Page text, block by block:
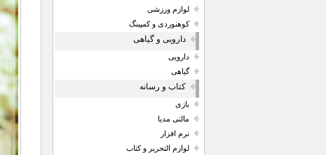
لوازم ورزشی
کوهنوردی و کمپینگ
دارویی و گیاهی
دارویی
گیاهی
کتاب و رسانه
بازی
مالتی مدیا
نرم افزار
لوازم التحریر و کتاب